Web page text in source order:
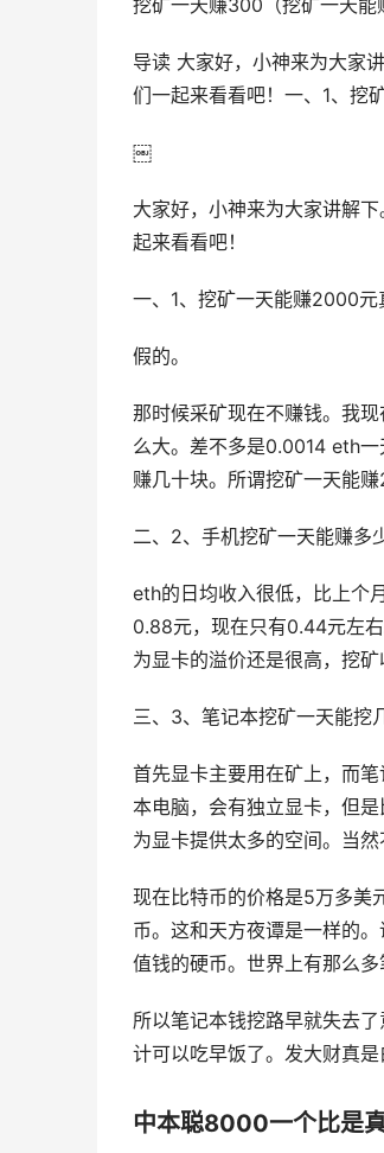
挖矿一天赚300（挖矿一天能
导读 大家好，小神来为大家
们一起来看看吧！一、1、挖
￼
大家好，小神来为大家讲解
起来看看吧！
一、1、挖矿一天能赚2000元
假的。
那时候采矿现在不赚钱。我
么大。差不多是0.0014 eth
赚几十块。所谓挖矿一天能赚
二、2、手机挖矿一天能赚多
eth的日均收入很低，比上个
0.88元，现在只有0.44元左
为显卡的溢价还是很高，挖矿
三、3、笔记本挖矿一天能挖
首先显卡主要用在矿上，而
本电脑，会有独立显卡，但
为显卡提供太多的空间。当
现在比特币的价格是5万多美
币。这和天方夜谭是一样的
值钱的硬币。世界上有那么
所以笔记本钱挖路早就失去
计可以吃早饭了。发大财真
中本聪8000一个比是